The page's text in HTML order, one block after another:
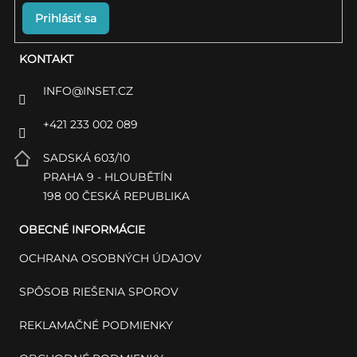
KONTAKT
INFO@INSET.CZ
+421 233 002 089
SADSKÁ 603/10
PRAHA 9 - HLOUBĚTÍN
198 00 ČESKÁ REPUBLIKA
OBECNÉ INFORMÁCIE
OCHRANA OSOBNÝCH ÚDAJOV
SPÔSOB RIEŠENIA SPOROV
REKLAMAČNÉ PODMIENKY
Prihlásiť sa